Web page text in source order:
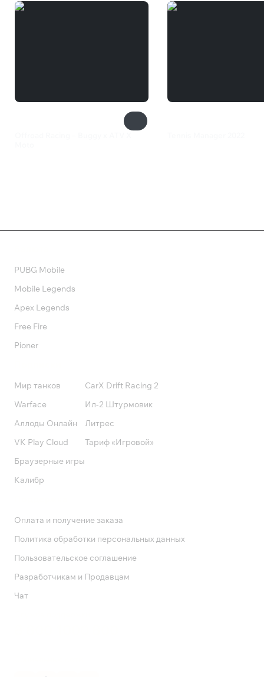
PUBG Mobile
Mobile Legends
Apex Legends
Free Fire
Pioner
Мир танков
Warface
Аллоды Онлайн
VK Play Cloud
Браузерные игры
Калибр
CarX Drift Racing 2
Ил-2 Штурмовик
Литрес
Тариф «Игровой»
Оплата и получение заказа
Политика обработки персональных данных
Пользовательское соглашение
Разработчикам и Продавцам
Чат